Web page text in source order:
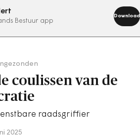
Bestuur app
Download
nu
coulissen van de
raadsgriffier
2025